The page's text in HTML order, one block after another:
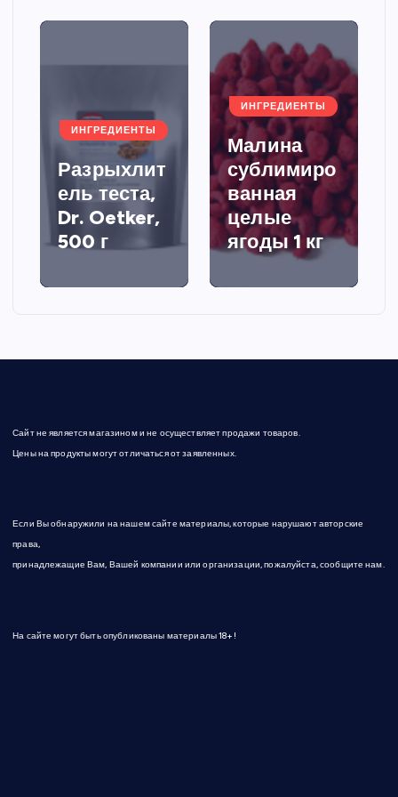
ИНГРЕДИЕНТЫ
Разрыхлит
ель теста,
Dr. Oetker,
500 г
ИНГРЕДИЕНТЫ
Малина
сублимиро
ванная
целые
ягоды 1 кг
Сайт не является магазином и не осуществляет продажи товаров.
Цены на продукты могут отличаться от заявленных.
Если Вы обнаружили на нашем сайте материалы, которые нарушают авторские
права,
принадлежащие Вам, Вашей компании или организации, пожалуйста, сообщите нам.
На сайте могут быть опубликованы материалы 18+!